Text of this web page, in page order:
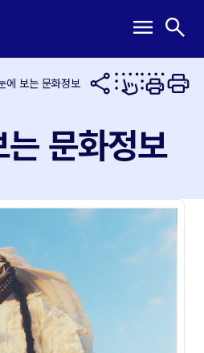
메
열
기
menu 검
열
기
search
에 보는 문화정보
문화정보